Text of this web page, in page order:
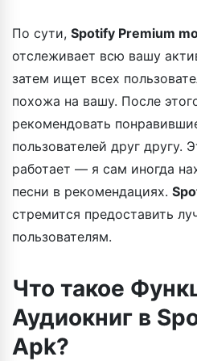
По сути, Spotify Premium
отслеживает всю вашу
затем ищет всех
похожа на вашу. После
рекомендовать
пользователей друг другу.
работает — я сам иногда
песни в рекомендациях.
стремится предоставить
пользователям.
Что такое
Аудиокниг в
Apk?